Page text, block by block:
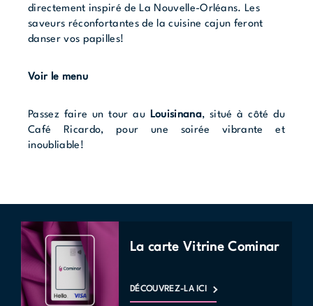
directement inspiré de La Nouvelle-Orléans. Les
saveurs réconfortantes de la cuisine cajun feront
danser vos papilles!
Voir le menu
Passez faire un tour au Louisinana, situé à côté du
Café Ricardo, pour une soirée vibrante et
inoubliable!
La carte Vitrine Cominar
DÉCOUVREZ-LA ICI